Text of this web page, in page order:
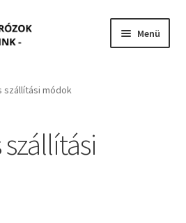
Menü
szállítási módok